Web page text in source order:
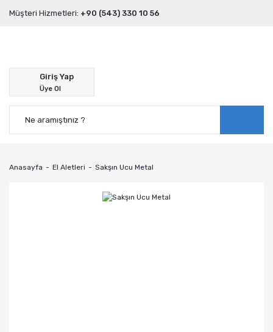
Müşteri Hizmetleri: +90 (543) 330 10 56
Giriş Yap
Üye Ol
Anasayfa El Aletleri Sakşın Ucu Metal